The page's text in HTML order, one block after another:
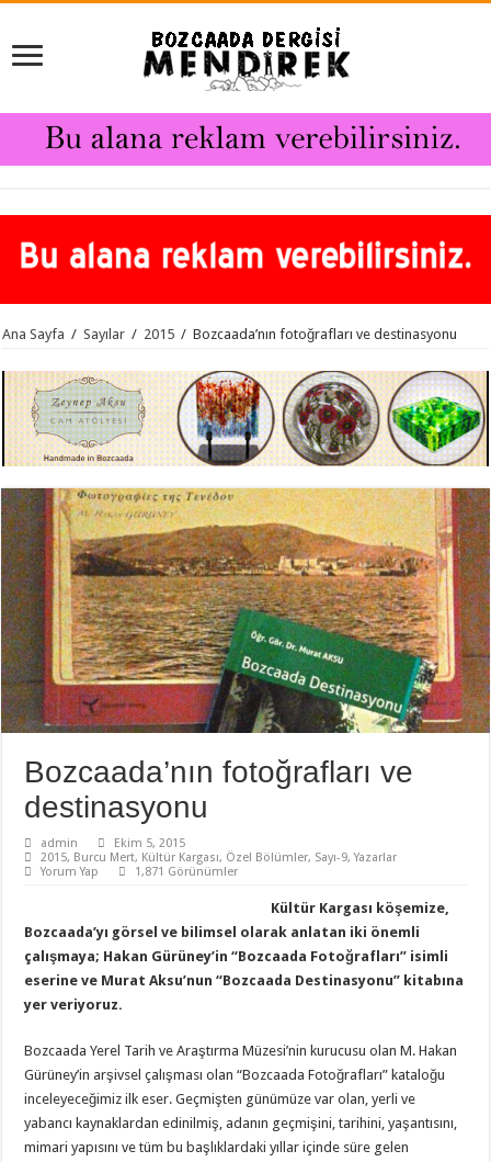
Ana Sayfa / Sayılar / 2015 / Bozcaada’nın fotoğrafları ve destinasyonu
Bozcaada’nın fotoğrafları ve
destinasyonu
admin
Ekim 5, 2015
2015, Burcu Mert, Kültür Kargası, Özel Bölümler, Sayı-9,Yazarlar
Yorum Yap
1,871 Görünümler
Kültür Kargası köşemize,
Bozcaada’yı görsel ve bilimsel olarak anlatan iki önemli
çalışmaya; Hakan Gürüney’in “Bozcaada Fotoğrafları” isimli
eserine ve Murat Aksu’nun “Bozcaada Destinasyonu” kitabına
yer veriyoruz.
Bozcaada Yerel Tarih ve Araştırma Müzesi’nin kurucusu olan M. Hakan
Gürüney’in arşivsel çalışması olan “Bozcaada Fotoğrafları” kataloğu
inceleyeceğimiz ilk eser. Geçmişten günümüze var olan, yerli ve
yabancı kaynaklardan edinilmiş, adanın geçmişini, tarihini, yaşantısını,
mimari yapısını ve tüm bu başlıklardaki yıllar içinde süre gelen